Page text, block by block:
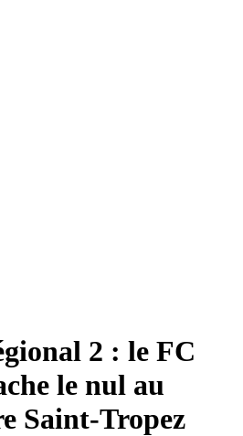
2 : le FC
le nul au
Saint-Tropez